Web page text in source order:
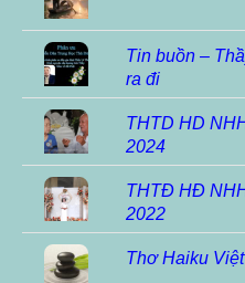
Tin buồn –
ra đi
THTD HD
2024
THTĐ HĐ
2022
Thơ Haiku